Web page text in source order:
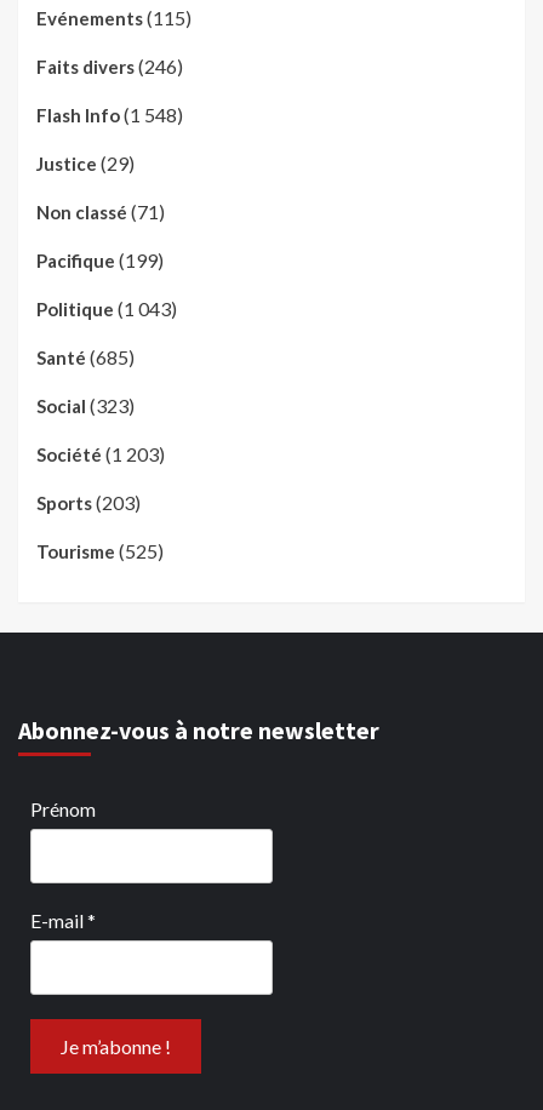
Evénements(115)
Faits divers(246)
Flash Info(1 548)
Justice (29)
Non classé (71)
Pacifique (199)
Politique (1 043)
Santé (685)
Social (323)
Société (1 203)
Sports(203)
Tourisme (525)
Abonnez-vous à notre newsletter
Prénom
E-mail*